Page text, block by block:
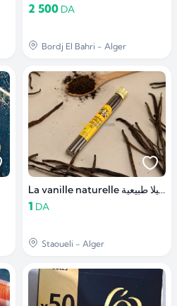
2 500 DA
Bordj El Bahri - Alger
La vanille naturelle فانيلا طبيعية
1 DA
Staoueli - Alger